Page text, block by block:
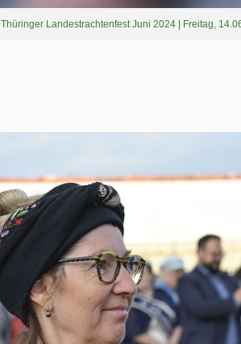
Thüringer Landestrachtenfest Juni 2024 | Freitag,